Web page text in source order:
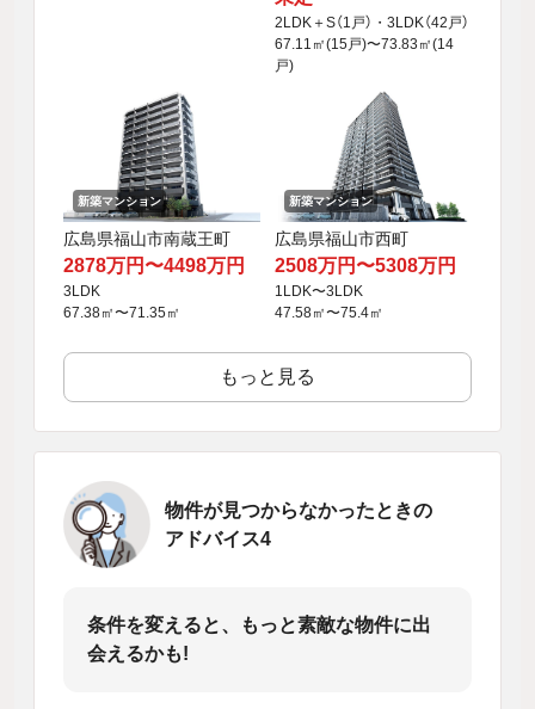
2LDK＋S（1戸）・3LDK（42戸）
67.11㎡(15戸)〜73.83㎡(14
戸)
新築マンション
広島県福山市南蔵王町
2878万円〜4498万円
3LDK
67.38㎡〜71.35㎡
新築マンション
広島県福山市西町
2508万円〜5308万円
1LDK〜3LDK
47.58㎡〜75.4㎡
もっと見る
物件が見つからなかったときの
アドバイス4
条件を変えると、もっと素敵な物件に出
会えるかも!